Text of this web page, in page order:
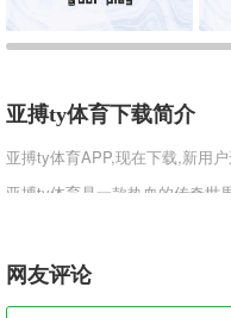
亚搏ty体育下载简介
亚搏ty体育APP,现在下载,新用
亚搏ty体育是一款热血的传奇世
中加入了很多新的元素，比如
亚搏ty体育软件特色
网友评论